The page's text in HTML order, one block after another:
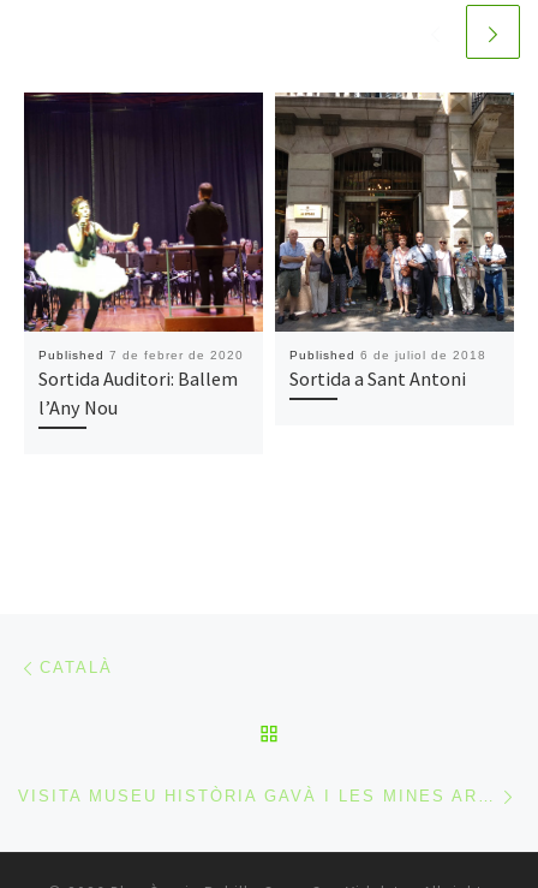
Published 7 de febrer de 2020
Sortida Auditori: Ballem
l’Any Nou
Published 6 de juliol de 2018
Sortida a Sant Antoni
Post navigation
CATALÀ
VISITA MUSEU HISTÒRIA GAVÀ I LES MINES ARQUEOLÒGIQUES